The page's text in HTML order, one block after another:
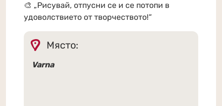
🎨 „Рисувай, отпусни се и се потопи в
удоволствието от творчеството!“
Място:
Varna